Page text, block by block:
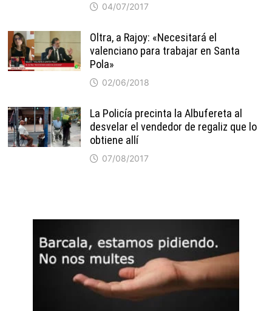
04/07/2017
Oltra, a Rajoy: «Necesitará el
valenciano para trabajar en Santa
Pola»
02/06/2018
La Policía precinta la Albufereta al
desvelar el vendedor de regaliz que lo
obtiene allí
07/08/2017